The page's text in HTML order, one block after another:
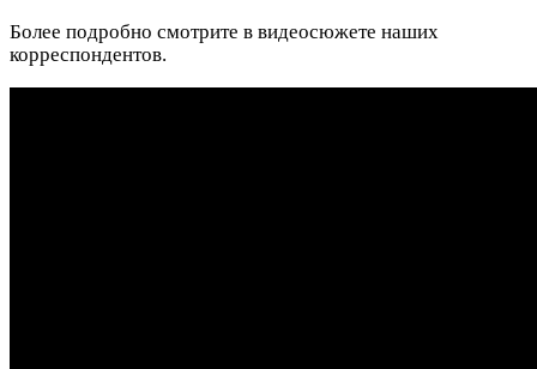
Более подробно смотрите в видеосюжете наших
корреспондентов.